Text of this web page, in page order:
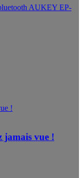
AUKEY EP-
!
jamais vue !